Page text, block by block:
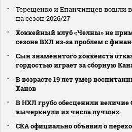
Терещенко и Епанчинцев вошли
на сезон‑2026/27
Хоккейный клуб «Челны» не
сезоне ВХЛ из‑за проблем с
Сын знаменитого хоккеиста
гордостью играет за сборную
В возрасте 19 лет умер
Ханов
В НХЛ грубо обесценили
вычеркнули из числа лучших
СКА официально объявил о